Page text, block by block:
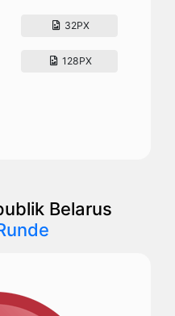
32PX
128PX
Belarus